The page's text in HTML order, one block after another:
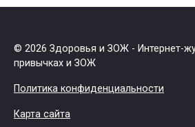
© 2026 Здоровья и ЗОЖ - Интернет-
привычках и ЗОЖ
Политика конфиденциальности
Карта сайта